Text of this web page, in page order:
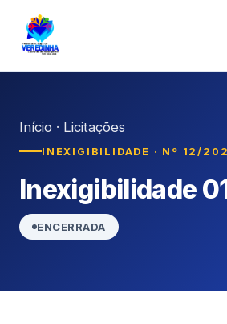
Início · Licitações
INEXIGIBILIDADE · Nº 12/
Inexigibilidade
ENCERRADA